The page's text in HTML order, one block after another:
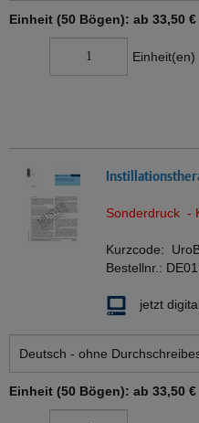
Einheit (50 Bögen): ab 33,50 €
Einheit(en)
Sonderdruck -
Kurzcode:
Bestellnr.:
jetzt
Einheit (50 Bögen): ab 33,50 €